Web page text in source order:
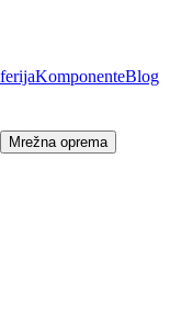
KomponenteBlog
Mrežna oprema